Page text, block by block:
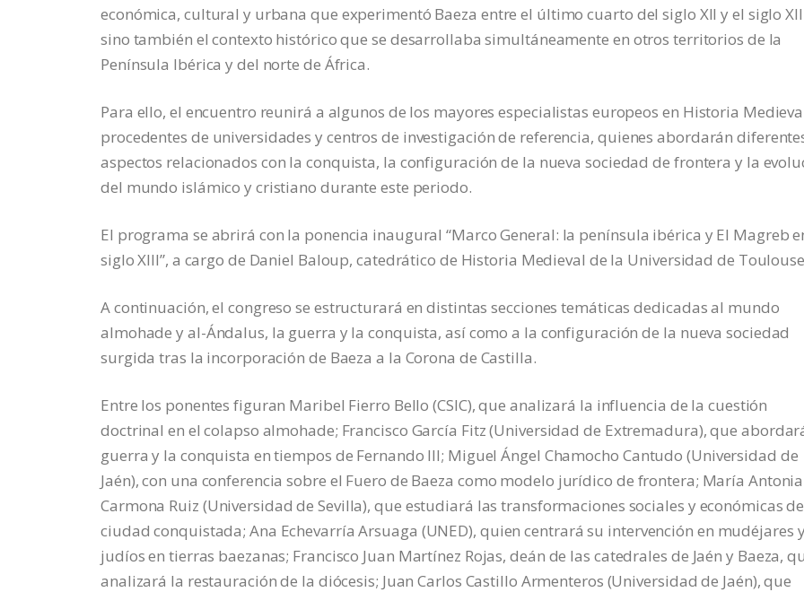
económica, cultural y urbana que experimentó Baeza entre el último cuarto del siglo XII y el siglo
sino también el contexto histórico que se desarrollaba simultáneamente en otros territorios de la
Península Ibérica y del norte de África.
Para ello, el encuentro reunirá a algunos de los mayores especialistas europeos en Historia
procedentes de universidades y centros de investigación de referencia, quienes abordarán
aspectos relacionados con la conquista, la configuración de la nueva sociedad de frontera y la
del mundo islámico y cristiano durante este periodo.
El programa se abrirá con la ponencia inaugural “Marco General: la península ibérica y El Magreb
siglo XIII”, a cargo de Daniel Baloup, catedrático de Historia Medieval de la Universidad de
A continuación, el congreso se estructurará en distintas secciones temáticas dedicadas al mundo
almohade y al-Ándalus, la guerra y la conquista, así como a la configuración de la nueva sociedad
surgida tras la incorporación de Baeza a la Corona de Castilla.
Entre los ponentes figuran Maribel Fierro Bello (CSIC), que analizará la influencia de la cuestión
doctrinal en el colapso almohade; Francisco García Fitz (Universidad de Extremadura), que
guerra y la conquista en tiempos de Fernando III; Miguel Ángel Chamocho Cantudo (Universidad de
Jaén), con una conferencia sobre el Fuero de Baeza como modelo jurídico de frontera; María Antonia
Carmona Ruiz (Universidad de Sevilla), que estudiará las transformaciones sociales y económicas
ciudad conquistada; Ana Echevarría Arsuaga (UNED), quien centrará su intervención en mudéjares y
judíos en tierras baezanas; Francisco Juan Martínez Rojas, deán de las catedrales de Jaén y Baeza,
analizará la restauración de la diócesis; Juan Carlos Castillo Armenteros (Universidad de Jaén), que